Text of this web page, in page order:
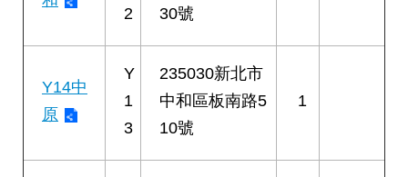
2
30號
Y14中
原
Y
1
3
235030新北市
中和區板南路5
10號
1